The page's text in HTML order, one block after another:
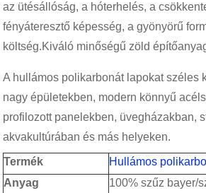
az ütésállóság, a hóterhelés, a
fényáteresztő képesség, a gyönyörű
költség.Kiváló minőségű zöld
A hullámos polikarbonát lapokat széles
nagy épületekben, modern könnyű
profilozott panelekben, üvegházakban,
akvakultúrában és más helyeken.
Termék
Hullámos
Anyag
100% szűz bayer/